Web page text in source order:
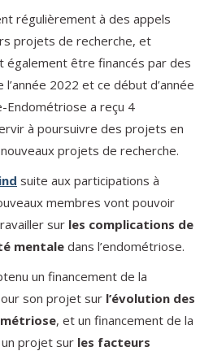
régulièrement à des appels
projets de recherche, et
être financés par des
2022 et ce début d’année
Endométriose a reçu 4
à poursuivre des projets en
projets de recherche.
suite aux participations à
membres vont pouvoir
sur les complications de
mentale dans l’endométriose.
un financement de la
son projet sur l’évolution des
, et un financement de la
projet sur les facteurs